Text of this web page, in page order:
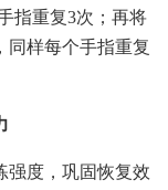
指重复3次；再将
同样每个手指重复
强度，巩固恢复效